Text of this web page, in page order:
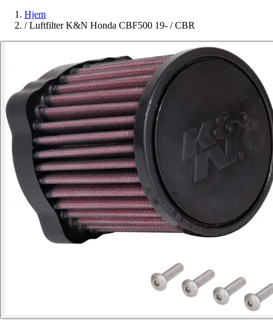
Hjem
/ Luftfilter K&N Honda CBF500 19- / CBR